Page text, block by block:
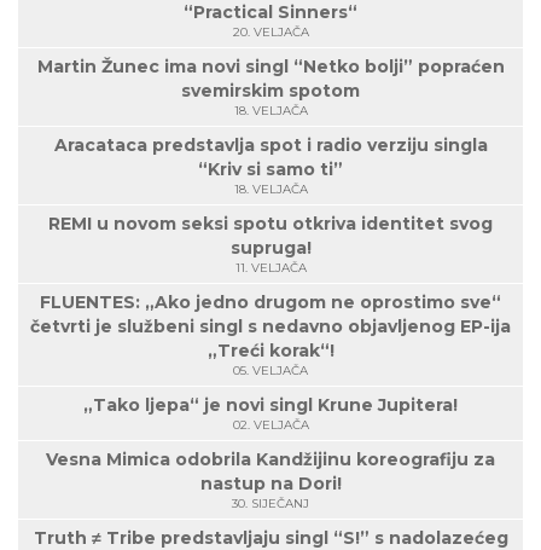
“Practical Sinners“
20. VELJAČA
Martin Žunec ima novi singl “Netko bolji” popraćen
svemirskim spotom
18. VELJAČA
Aracataca predstavlja spot i radio verziju singla
“Kriv si samo ti”
18. VELJAČA
REMI u novom seksi spotu otkriva identitet svog
supruga!
11. VELJAČA
FLUENTES: „Ako jedno drugom ne oprostimo sve“
četvrti je službeni singl s nedavno objavljenog EP-ija
„Treći korak“!
05. VELJAČA
„Tako ljepa“ je novi singl Krune Jupitera!
02. VELJAČA
Vesna Mimica odobrila Kandžijinu koreografiju za
nastup na Dori!
30. SIJEČANJ
Truth ≠ Tribe predstavljaju singl “S!” s nadolazećeg